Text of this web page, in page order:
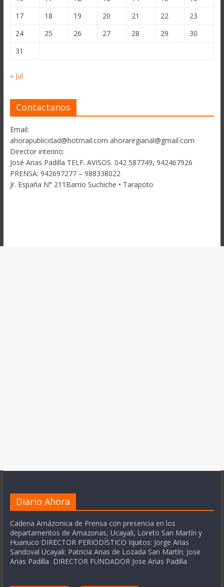
17
18 19 20 21 22
23
24
25 26 27 28 29
30
31
« Jul
Contactanos
Email:
ahorapublicidad@hotmail.com ahoraregianal@gmail.com
Director interino:
José Arias Padilla TELF. AVISOS. 042 587749, 942467926
PRENSA: 942697277 – 988338022
Jr. España N° 211Barrio Suchiche • Tarapoto
Diario Ahora
Cadena Amázonica de Prensa con presencia en los
departamentos de Amazonas, Ucayali, Loreto San Martín y
Huanuco DIRECTOR PERIODÍSTICO Iquitos: Jorge Arias
Sandoval Ucayali: Patricia Arias de Lozada San Martín: Jose
Arias Padilla DIRECTOR FUNDADOR Jose Arias Padilla